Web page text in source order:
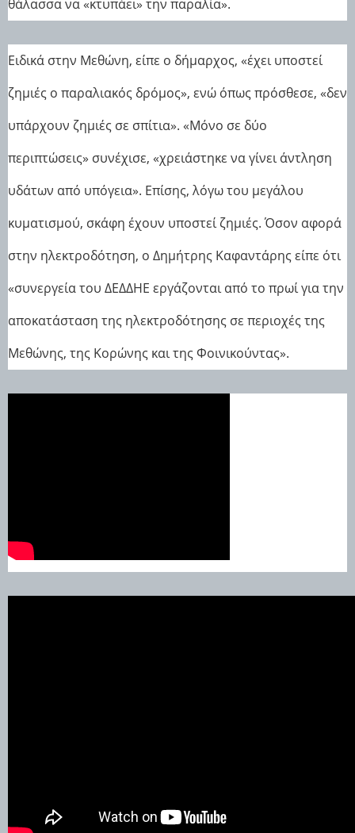
θάλασσα να «κτυπάει» την παραλία».
Ειδικά στην Μεθώνη, είπε ο δήμαρχος, «έχει υποστεί
ζημιές ο παραλιακός δρόμος», ενώ όπως πρόσθεσε, «δεν
υπάρχουν ζημιές σε σπίτια». «Μόνο σε δύο
περιπτώσεις» συνέχισε, «χρειάστηκε να γίνει άντληση
υδάτων από υπόγεια». Επίσης, λόγω του μεγάλου
κυματισμού, σκάφη έχουν υποστεί ζημιές. Όσον αφορά
στην ηλεκτροδότηση, ο Δημήτρης Καφαντάρης είπε ότι
«συνεργεία του ΔΕΔΔΗΕ εργάζονται από το πρωί για την
αποκατάσταση της ηλεκτροδότησης σε περιοχές της
Μεθώνης, της Κορώνης και της Φοινικούντας».